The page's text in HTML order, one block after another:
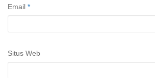
Email *
Situs Web